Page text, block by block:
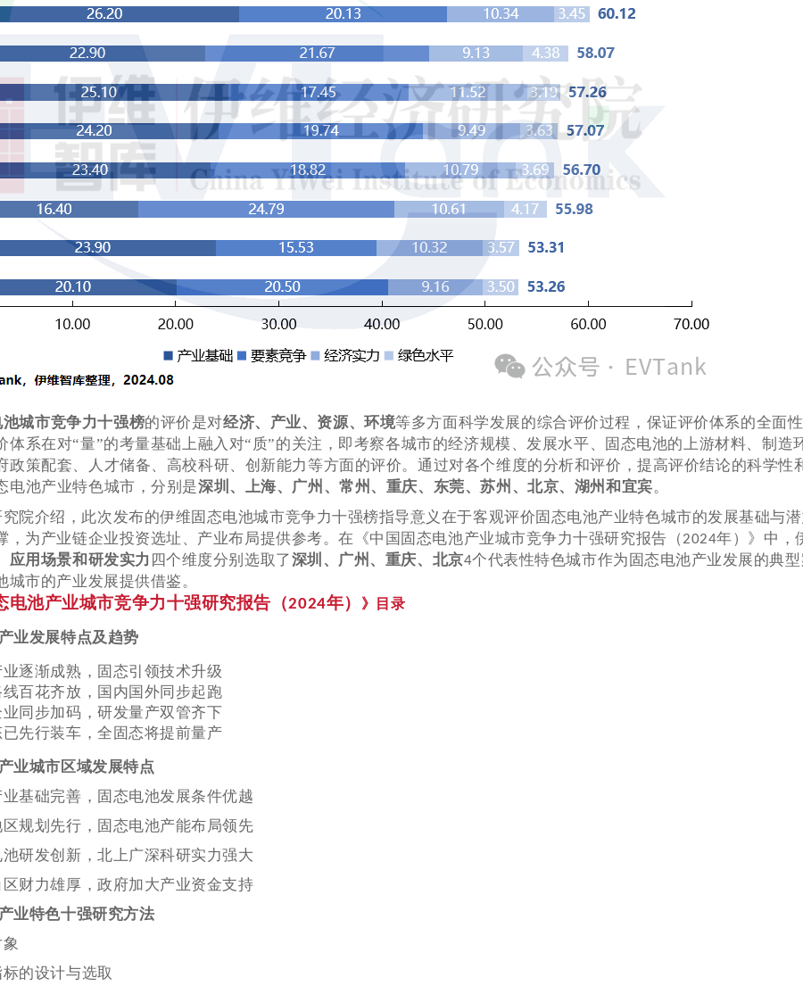
城市竞争力十强榜的评价是对经济、产业、资源、环境等多方面科学发展的综合评价过程，保证评价体系的全面
体系在对“量”的考量基础上融入对“质”的关注，即考察各城市的经济规模、发展水平、固态电池的上游材料、制造
政策配套、人才储备、高校科研、创新能力等方面的评价。通过对各个维度的分析和评价，提高评价结论的科学性
电池产业特色城市，分别是深圳、上海、广州、常州、重庆、东莞、苏州、北京、湖州和宜宾。
院介绍，此次发布的伊维固态电池城市竞争力十强榜指导意义在于客观评价固态电池产业特色城市的发展基础与
，为产业链企业投资选址、产业布局提供参考。在《中国固态电池产业城市竞争力十强研究报告（2024年）》中，
应用场景和研发实力 四个维度分别选取了深圳、广州、重庆、北京4个代表性特色城市作为固态电池产业发展的典
城市的产业发展提供借鉴。
电池产业城市竞争力十强研究报告（2024年） 》目录
业发展特点及趋势
逐渐成熟，固态引领技术升级
百花齐放，国内国外同步起跑
同步加码，研发量产双管齐下
先行装车，全固态将提前量产
业城市区域发展特点
基础完善，固态电池发展条件优越
规划先行，固态电池产能布局领先
研发创新，北上广深科研实力强大
财力雄厚，政府加大产业资金支持
业特色十强研究方法
的设计与选取